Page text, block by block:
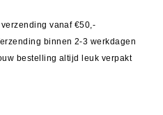
vanaf €50,-
binnen 2-3 werkdagen
bestelling altijd leuk verpakt